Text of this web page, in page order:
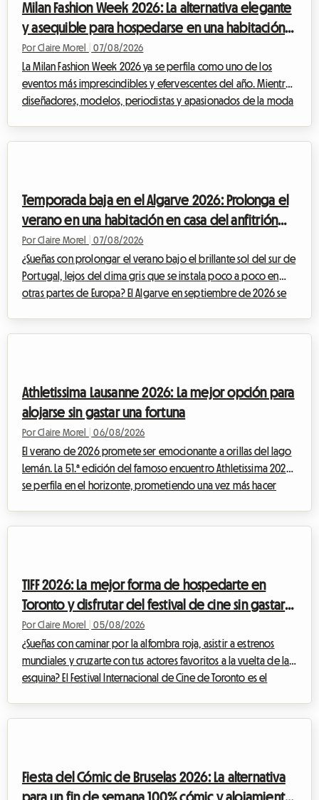
organización de la estan...
Milan Fashion Week 2026: La alternativa elegante
y asequible para hospedarse en una habitación
en casa del anfitrión
Por Claire Morel 07/08/2026
La Milan Fashion Week 2026 ya se perfila como uno de los
eventos más imprescindibles y efervescentes del año. Mientras
diseñadores, modelos, periodistas y apasionados de la moda
antelación o proponen tarifa...
Temporada baja en el Algarve 2026: Prolonga el
verano en una habitación en casa del anfitrión
para evitar el aumento de precios
Por Claire Morel 07/08/2026
¿Sueñas con prolongar el verano bajo el brillante sol del sur de
Portugal, lejos del clima gris que se instala poco a poco en
otras partes de Europa? El Algarve en septiembre de 2026 se
embargo, un obstáculo i...
Athletissima Lausanne 2026: La mejor opción para
alojarse sin gastar una fortuna
Por Claire Morel 06/08/2026
El verano de 2026 promete ser emocionante a orillas del lago
Lemán. La 51.ª edición del famoso encuentro Athletissima 2026
se perfila en el horizonte, prometiendo una vez más hacer
que representa el gasto ...
TIFF 2026: La mejor forma de hospedarte en
Toronto y disfrutar del festival de cine sin gastar
una fortuna
Por Claire Morel 05/08/2026
¿Sueñas con caminar por la alfombra roja, asistir a estrenos
mundiales y cruzarte con tus actores favoritos a la vuelta de la
esquina? El Festival Internacional de Cine de Toronto es el
cómodo donde quedarse si...
Fiesta del Cómic de Bruselas 2026: La alternativa